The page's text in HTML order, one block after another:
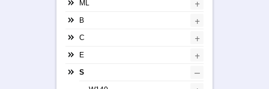
ML
B +
C +
E +
S –